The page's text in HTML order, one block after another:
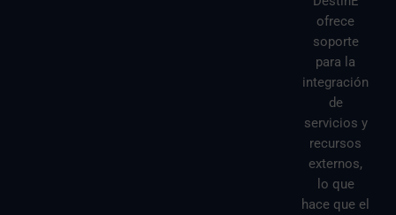
ofrece
soporte
para la
integración
de
servicios y
recursos
externos,
lo que
hace que el